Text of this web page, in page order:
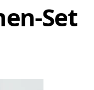
Set